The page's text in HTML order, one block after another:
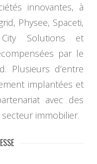
innovantes, à
Physee, Spaceti,
Solutions et
par le
Plusieurs d’entre
implantées et
avec des
immobilier.